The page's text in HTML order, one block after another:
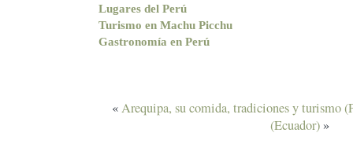
Lugares del Perú
Turismo en Machu Picchu
Gastronomía en Perú
«Arequipa, su comida, tradiciones y turismo
(Ecuador)»